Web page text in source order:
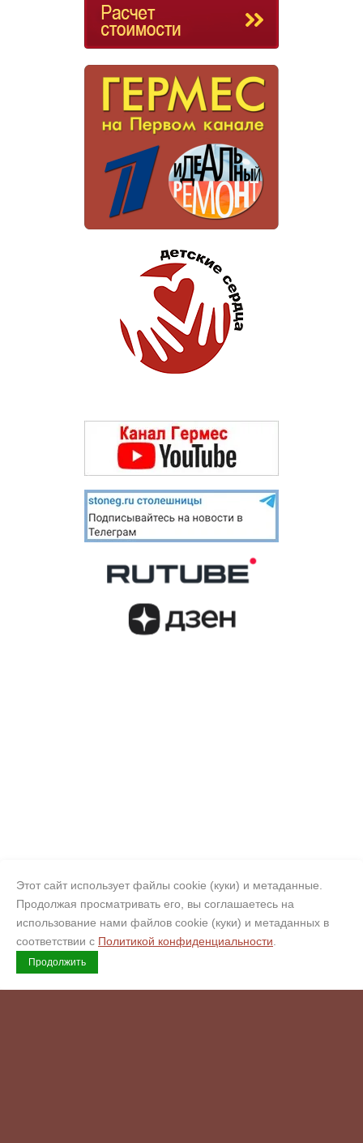
Этот сайт использует файлы cookie (куки) и метаданные.
Продолжая просматривать его, вы соглашаетесь на
использование нами файлов cookie (куки) и метаданных в
соответствии с Политикой конфиденциальности
Продолжить